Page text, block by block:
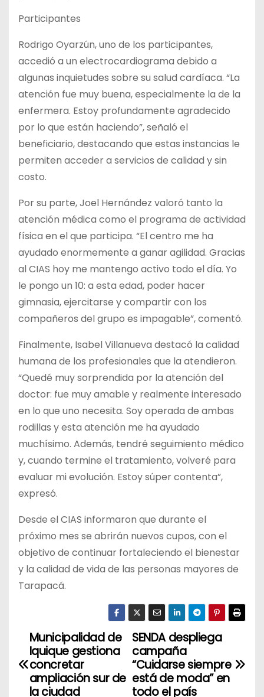
Participantes
Rodrigo Oyarzún, uno de los participantes,
accedió a un electrocardiograma debido a
algunas inquietudes sobre su salud cardíaca. “La
atención fue muy buena, especialmente la de la
enfermera. Estoy profundamente agradecido
por lo que están haciendo”, señaló el
beneficiario, destacando que estas instancias le
permiten acceder a servicios de calidad y sin
costo.
Por su parte, Joel Hernández valoró tanto la
atención médica como el programa de actividad
física en el que participa. “El centro me ha
ayudado enormemente a ganar agilidad. Gracias
al CIAS hoy me mantengo activo todo el día. Yo
le pongo un 10: a esta edad, poder hacer
gimnasia, ejercitarse y compartir con los
compañeros del grupo es impagable”, comentó.
Finalmente, Isabel Villanueva destacó la calidad
humana de los profesionales que la atendieron.
“Quedé muy sorprendida por la atención del
doctor: fue muy amable y realmente interesado
en lo que uno necesita. Soy operada de ambas
rodillas y esta atención me ha ayudado
muchísimo. Además, tendré seguimiento médico
y, cuando termine el tratamiento, volveré para
evaluar mi evolución. Estoy súper contenta”,
expresó.
Desde el CIAS informaron que durante el
próximo mes se abrirán nuevos cupos, con el
objetivo de continuar fortaleciendo el bienestar
y la calidad de vida de las personas mayores de
Tarapacá.
N
a
SENDA despliega
campaña
“Cuidarse siempre
está de moda” en
todo el país
Municipalidad de
Iquique gestiona
concretar
ampliación sur de
la ciudad